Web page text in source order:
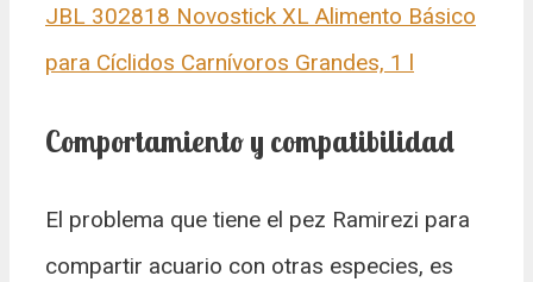
JBL 302818 Novostick XL Alimento Básico
para Cíclidos Carnívoros Grandes, 1 l
Comportamiento y compatibilidad
El problema que tiene el pez Ramirezi para
compartir acuario con otras especies, es